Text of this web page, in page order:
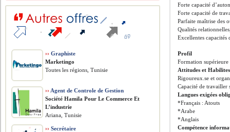
Forte capacité
Forte capacité de
Parfaite maîtrise des
Qualités
Excellentes capacités
Profil
Formation
Attitudes et
Rigoureux.se et
Capacité de travailler
Langues exigées
*Français : Atouts
*Arabe
*Anglais
Compétence
›› Graphiste
Marketingo
Toutes les régions, Tunisie
›› Agent de Controle de Gestion
Société Hamila Pour Le Commerce Et
L’industrie
Ariana, Tunisie
›› Secrétaire